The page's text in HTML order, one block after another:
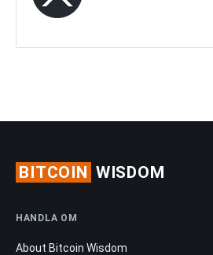
BITCOIN WISDOM
HANDLA OM
About Bitcoin Wisdom